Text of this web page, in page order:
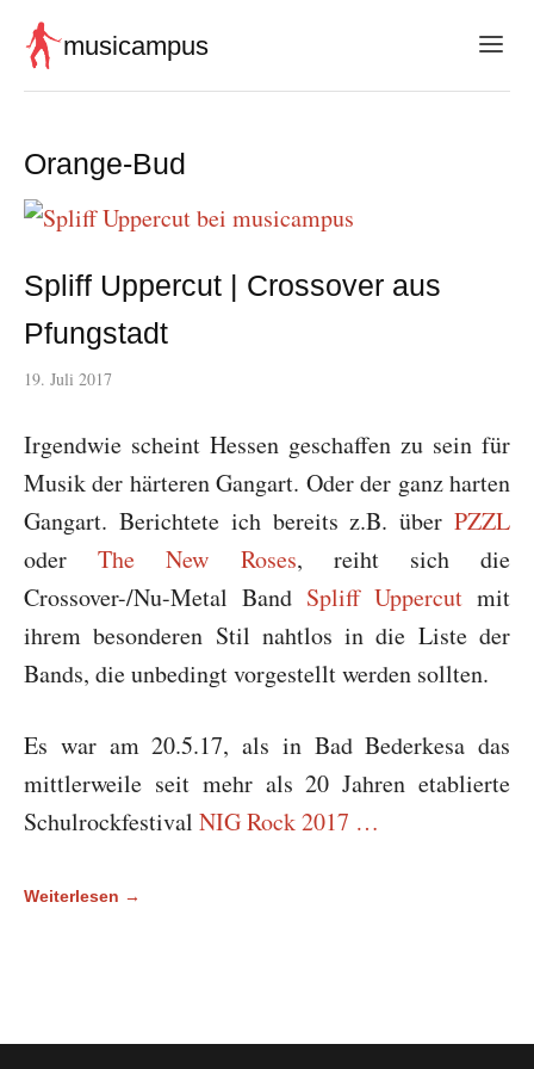
musicampus
Orange-Bud
Spliff Uppercut | Crossover aus
Pfungstadt
19. Juli 2017
Irgendwie scheint Hessen geschaffen zu sein für
Musik der härteren Gangart. Oder der ganz harten
Gangart. Berichtete ich bereits z.B. über PZZL
oderThe New Roses, reiht sich die
Crossover-/Nu-Metal Band Spliff Uppercut mit
ihrem besonderen Stil nahtlos in die Liste der
Bands, die unbedingt vorgestellt werden sollten.
Es war am 20.5.17, als in Bad Bederkesa das
mittlerweile seit mehr als 20 Jahren etablierte
Schulrockfestival NIG Rock 2017 …
Weiterlesen →